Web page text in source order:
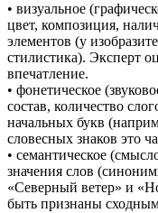
• визуальное
цвет, композиция,
элементов (у
стилистика). Эксперт
впечатление.
• фонетическое
состав, количество
начальных букв
словесных знаков это
• семантическое
значения слов
«Северный ветер» и
быть признаны